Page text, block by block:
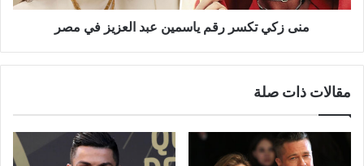
مصر
منى زكي تكسر رقم ياسمين عبد العزيز في مصر
مقالات ذات صلة